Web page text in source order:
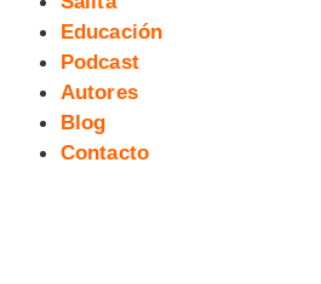
Educación
Podcast
Autores
Blog
Contacto